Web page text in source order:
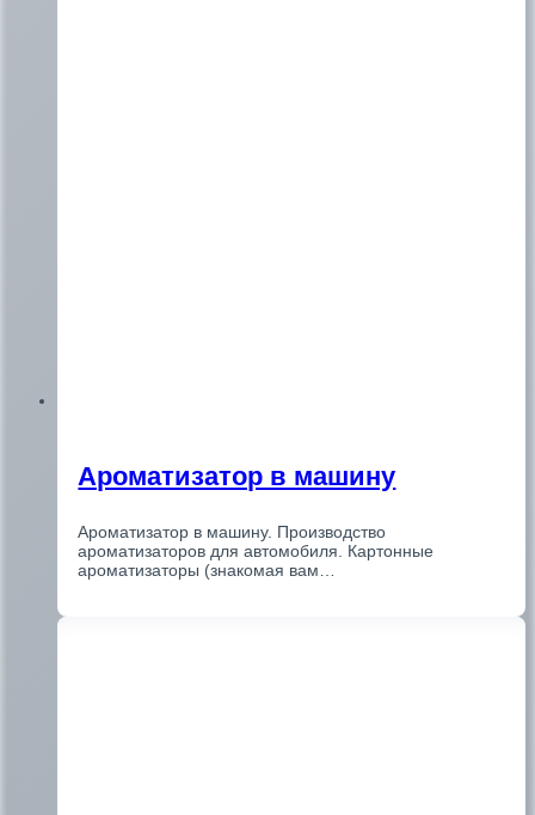
Ароматизатор в машину
Ароматизатор в машину. Производство
ароматизаторов для автомобиля. Картонные
ароматизаторы (знакомая вам…